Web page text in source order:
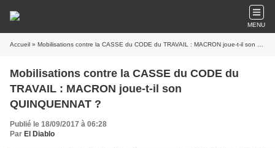
MENU
Accueil » Mobilisations contre la CASSE du CODE du TRAVAIL : MACRON joue-t-il son QUINQUENNAT ?
Mobilisations contre la CASSE du CODE du
TRAVAIL : MACRON joue-t-il son
QUINQUENNAT ?
Publié le 18/09/2017 à 06:28
Par El Diablo